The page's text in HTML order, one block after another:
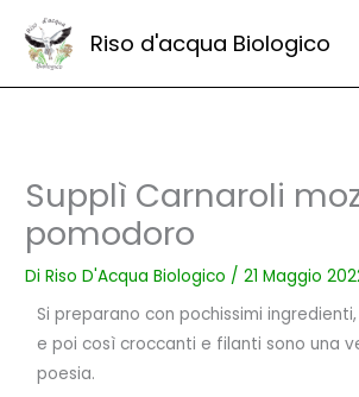
contenuto
Riso d'acqua Biologico
Supplì Carnaroli
pomodoro
DiRiso D'Acqua Biologico /21 Maggio
Si preparano con pochissimi
e poi così croccanti e filanti sono una